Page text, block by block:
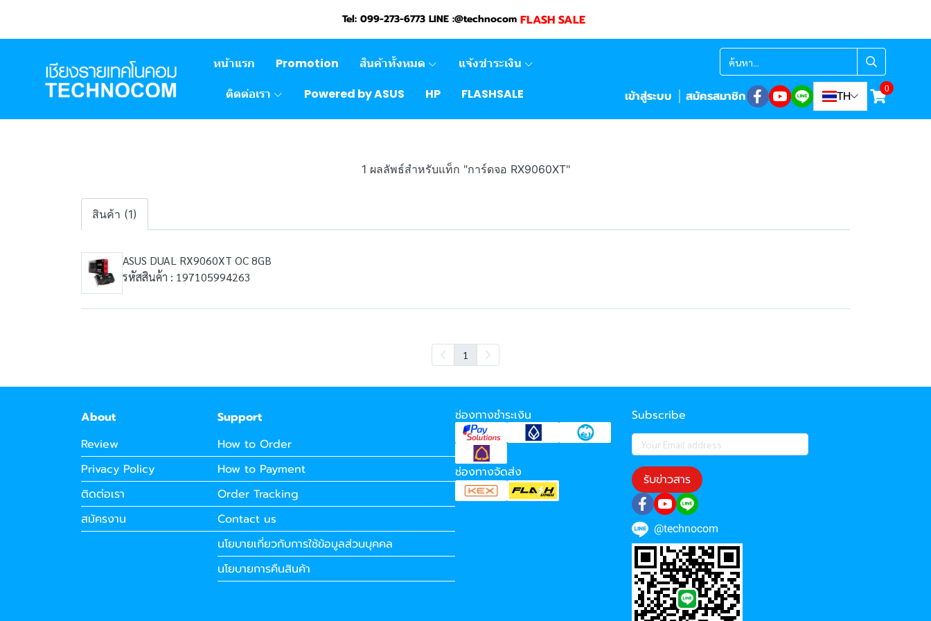
Tel: 099-273-6773 LINE :@technocom FLASH SALE
หน้าแรก Promotion สินค้าทั้งหมด
แจ้งชำระเงิน
ติดต่อเรา
Powered by ASUS HP FLASHSALE เข้าสู่ระบบ สมัครสมาชิก TH 0
1 ผลลัพธ์สำหรับแท็ก "การ์ดจอ RX9060XT"
สินค้า (1)
ASUS DUAL RX9060XT OC 8GB
รหัสสินค้า : 197105994263
1
About
Review
Privacy Policy
ติดต่อเรา
สมัครงาน
Support
How to Order
How to Payment
Order Tracking
Contact us
นโยบายเกี่ยวกับการใช้ข้อมูลส่วนบุคคล
นโยบายการคืนสินค้า
ช่องทางชำระเงิน
ช่องทางจัดส่ง
Subscribe
รับข่าวสาร
@technocom